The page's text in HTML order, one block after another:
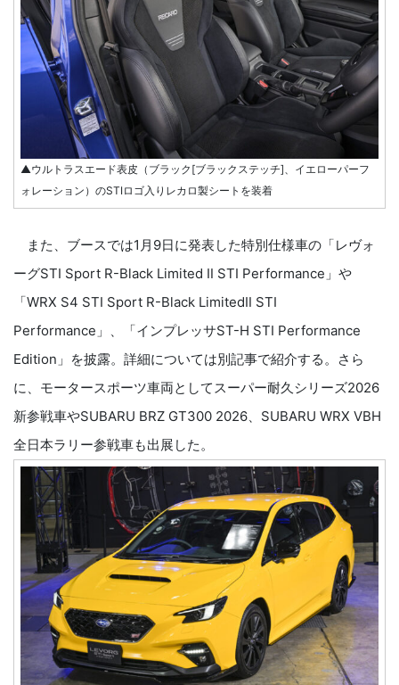
▲ウルトラスエード表皮（ブラック[ブラックステッチ]、イエローパーフ
ォレーション）のSTIロゴ入りレカロ製シートを装着
また、ブースでは1月9日に発表した特別仕様車の「レヴォ
ーグSTI Sport R-Black Limited Ⅱ STI Performance」や
「WRX S4 STI Sport R-Black LimitedⅡ STI
Performance」、「インプレッサST-H STI Performance
Edition」を披露。詳細については別記事で紹介する。さら
に、モータースポーツ車両としてスーパー耐久シリーズ2026
新参戦車やSUBARU BRZ GT300 2026、SUBARU WRX VBH
全日本ラリー参戦車も出展した。